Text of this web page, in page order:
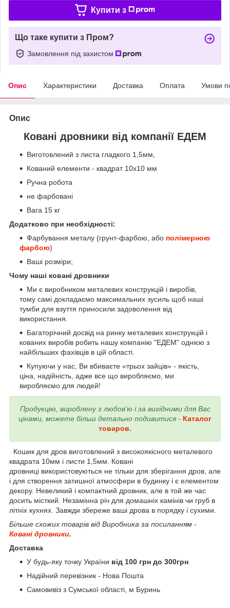
Купити з
Що таке купити з Пром?
Замовлення під захистом
Опис Характеристики Доставка Оплата Умови
Опис
Ковані дровники від компанії ЕДЕМ
Виготовлений з листа гладкого 1,5мм,
Кований елементи - квадрат 10х10 мм
Ручна робота
не фарбовані
Вага 15 кг
Додатково при необхідності:
Фарбування металу (грунт-фарбою, або полімерною
фарбою)
Ваші розміри;
Чому наші ковані дровники
Ми є виробником металевих конструкцій і виробів,
тому самі докладаємо максимальних зусиль щоб наші
тумби для взуття приносили задоволення від
використання.
Багаторічний досвід на ринку металевих конструкцій і
кованих виробів робить нашу компанію "ЕДЕМ" однією з
найбільших фахівців в цій області.
Купуючи у нас, Ви вбиваєте «трьох зайців» - якість,
ціна, надійність, адже все що виробляємо, ми
виробляємо для людей!
Продукцію, вироблену з любов'ю і за вигідними для Вас
цінами, можете більш детально подивитися - Каталог
товаров.
Кошик для дров виготовлений з високоякісного металевого
квадрата 10мм і листи 1,5мм. Ковані
дровниці використовуються не тільки для зберігання дров, але
і для створення затишної атмосфери в будинку і є елементом
декору. Невеликий і компактний дровник, але в той же час
досить місткий. Незамінна річ для домашніх камінів чи груб в
літніх кухнях. Завжди збереже ваші дрова в порядку і сухими.
Більше схожих товарів від Виробника за посиланням -
Ковані дровники.
Доставка
У будь-яку точку України від 100 грн до 300грн
Надійний перевізник - Нова Пошта
Самовивіз з Сумської області, м Буринь